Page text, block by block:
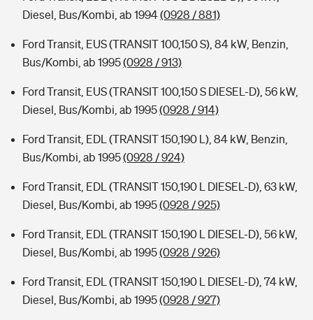
Diesel, Bus/Kombi, ab 1994(0928 / 881)
Ford Transit, EUS (TRANSIT 100,150 S), 84 kW, Benzin,
Bus/Kombi, ab 1995(0928 / 913)
Ford Transit, EUS (TRANSIT 100,150 S DIESEL-D), 56 kW,
Diesel, Bus/Kombi, ab 1995(0928 / 914)
Ford Transit, EDL (TRANSIT 150,190 L), 84 kW, Benzin,
Bus/Kombi, ab 1995(0928 / 924)
Ford Transit, EDL (TRANSIT 150,190 L DIESEL-D), 63 kW,
Diesel, Bus/Kombi, ab 1995(0928 / 925)
Ford Transit, EDL (TRANSIT 150,190 L DIESEL-D), 56 kW,
Diesel, Bus/Kombi, ab 1995(0928 / 926)
Ford Transit, EDL (TRANSIT 150,190 L DIESEL-D), 74 kW,
Diesel, Bus/Kombi, ab 1995(0928 / 927)